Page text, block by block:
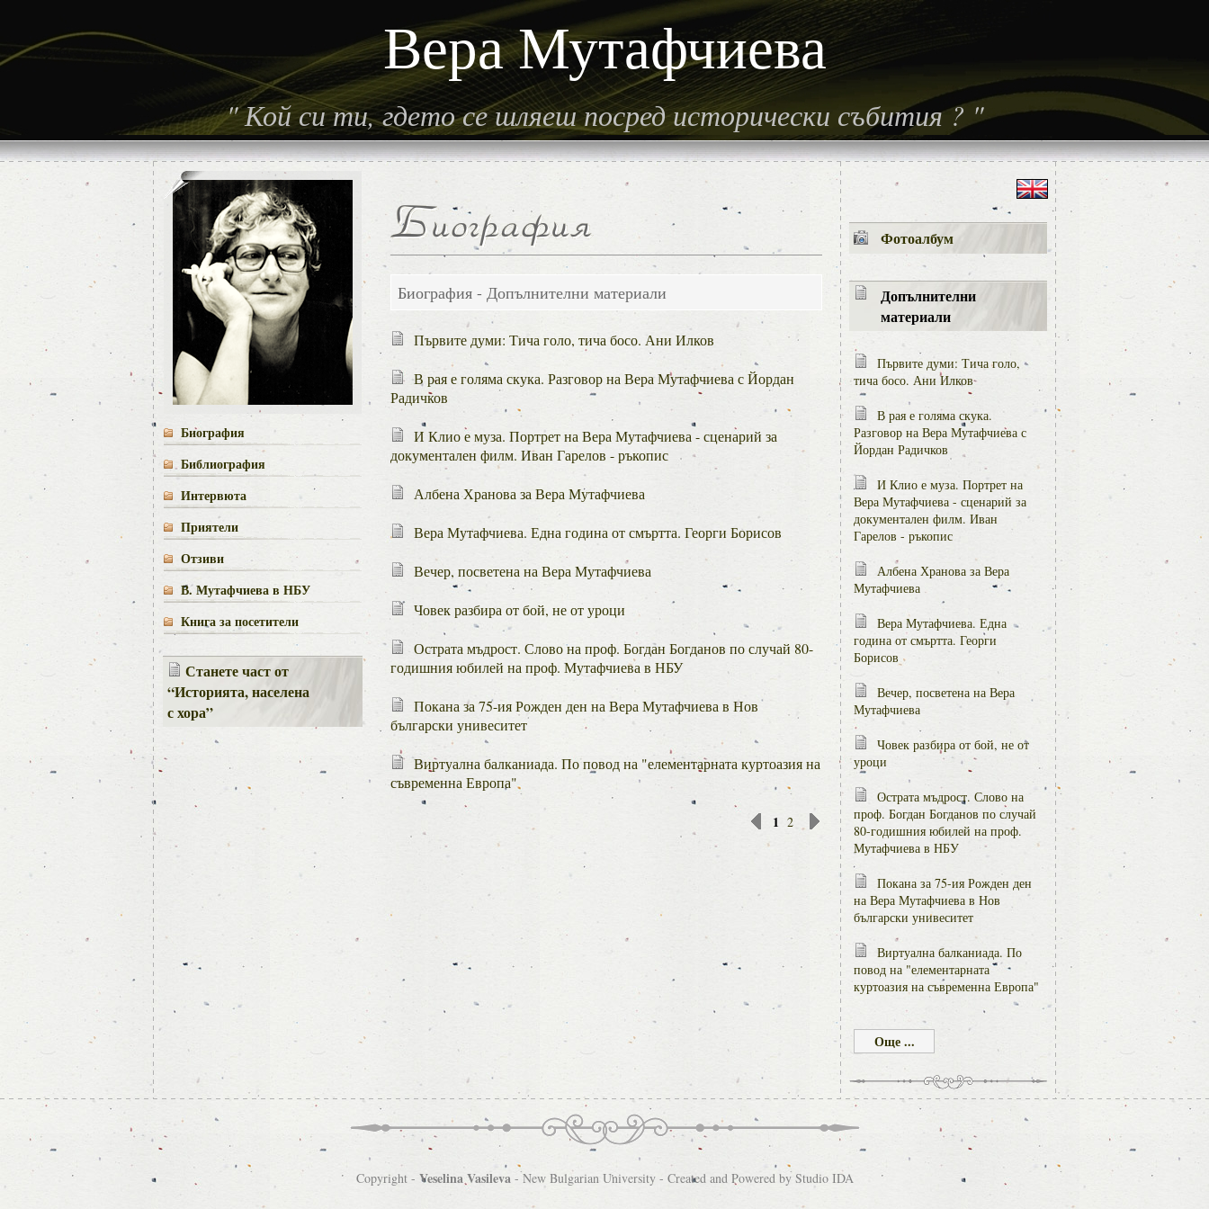
Вера Мутафчиева
"Кой си ти, гдето се шляеш посред исторически събития?"
Биография
Библиография
Интервюта
Приятели
Отзиви
В. Мутафчиева в НБУ
Книга за посетители
Станете част от
“Историята, населена
с хора”
Биография - Допълнителни материали
Първите думи: Тича голо, тича босо. Ани Илков
В рая е голяма скука. Разговор на Вера Мутафчиева с Йордан
Радичков
И Клио е муза. Портрет на Вера Мутафчиева - сценарий за
документален филм. Иван Гарелов - ръкопис
Албена Хранова за Вера Мутафчиева
Вера Мутафчиева. Една година от смъртта. Георги Борисов
Вечер, посветена на Вера Мутафчиева
Човек разбира от бой, не от уроци
Острата мъдрост. Слово на проф. Богдан Богданов по случай 80-
годишния юбилей на проф. Мутафчиева в НБУ
Покана за 75-ия Рожден ден на Вера Мутафчиева в Нов
български унивеситет
Виртуална балканиада. По повод на "елементарната куртоазия на
съвременна Европа"
1 2
Фотоалбум
Допълнителни
материали
Първите думи: Тича голо,
тича босо. Ани Илков
В рая е голяма скука.
Разговор на Вера Мутафчиева с
Йордан Радичков
И Клио е муза. Портрет на
Вера Мутафчиева - сценарий за
документален филм. Иван
Гарелов - ръкопис
Албена Хранова за Вера
Мутафчиева
Вера Мутафчиева. Една
година от смъртта. Георги
Борисов
Вечер, посветена на Вера
Мутафчиева
Човек разбира от бой, не от
уроци
Острата мъдрост. Слово на
проф. Богдан Богданов по случай
80-годишния юбилей на проф.
Мутафчиева в НБУ
Покана за 75-ия Рожден ден
на Вера Мутафчиева в Нов
български унивеситет
Виртуална балканиада. По
повод на "елементарната
куртоазия на съвременна Европа"
Още ...
Copyright - Veselina Vasileva-New Bulgarian University- Created and Powered by Studio IDA